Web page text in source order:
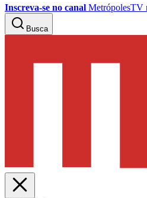
Inscreva-se no canal MetrópolesTV
Busca